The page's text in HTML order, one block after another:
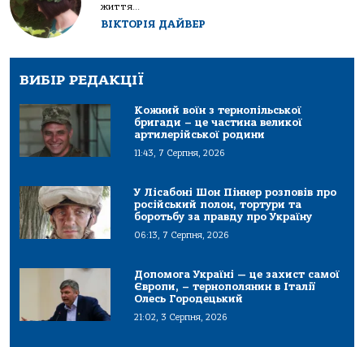
життя...
ВІКТОРІЯ ДАЙВЕР
ВИБІР РЕДАКЦІЇ
Кожний воїн з тернопільської
бригади – це частина великої
артилерійської родини
11:43, 7 Серпня, 2026
У Лісабоні Шон Піннер розповів про
російський полон, тортури та
боротьбу за правду про Україну
06:13, 7 Серпня, 2026
Допомога Україні — це захист самої
Європи, – тернополянин в Італії
Олесь Городецький
21:02, 3 Серпня, 2026